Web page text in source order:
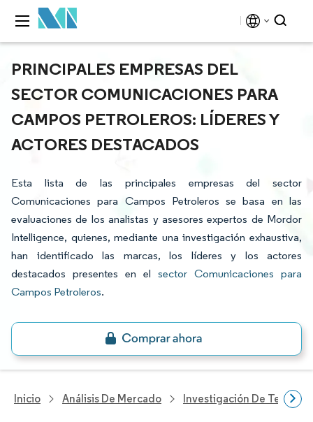
PRINCIPALES EMPRESAS DEL
SECTOR COMUNICACIONES PARA
CAMPOS PETROLEROS: LÍDERES Y
ACTORES DESTACADOS
Esta lista de las principales empresas del sector
Comunicaciones para Campos Petroleros se basa en las
evaluaciones de los analistas y asesores expertos de Mordor
Intelligence, quienes, mediante una investigación exhaustiva,
han identificado las marcas, los líderes y los actores
destacados presentes en el sector Comunicaciones para
Campos Petroleros.
Inicio Análisis De Mercado Investigación De